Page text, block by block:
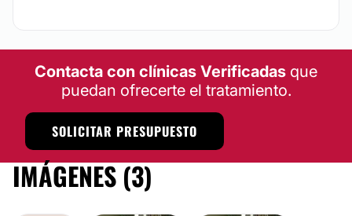
Contacta con clínicas Verificadas que
puedan ofrecerte el tratamiento.
SOLICITAR PRESUPUESTO
IMÁGENES (3)